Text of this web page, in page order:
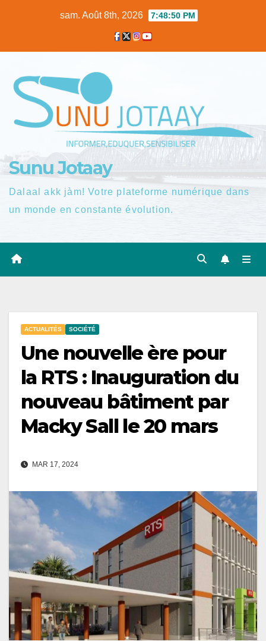
sam. Août 8th, 2026 7:48:51 PM
Sunu Jotaay
Dalaal akk jàm! Votre plateforme numérique dans
un monde en constante évolution.
ACTUALITÉS SOCIÉTÉ
Une nouvelle ère pour
la RTS : Inauguration du
nouveau bâtiment par
Macky Sall le 20 mars
MAR 17, 2024